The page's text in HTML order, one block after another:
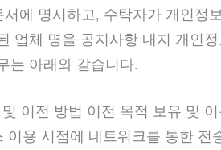
에 명시하고, 수탁자가 개인정
업체 명을 공지사항 내지 개인
는 아래와 같습니다.
이전 방법 이전 목적 보유 및
이용 시점에 네트워크를 통한